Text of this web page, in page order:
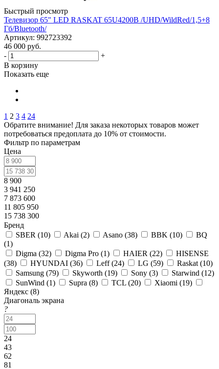
Быстрый просмотр
Телевизор 65" LED RASKAT 65U4200B /UHD/WildRed/1,5+8
Гб/Bluetooth/
Артикул: 992723392
46 000 руб.
-
+
В корзину
Показать еще
1 2 3 4 24
Обратите внимание! Для заказа некоторых товаров может
потребоваться предоплата до 10% от стоимости.
Фильтр по параметрам
Цена
8 900
3 941 250
7 873 600
11 805 950
15 738 300
Бренд
SBER (10) Akai (2) Asano (38) BBK (10)
BQ
(1)
Digma (32) Digma Pro (1) HAIER (22)
HISENSE
(38) HYUNDAI (36) Leff (24) LG (59) Raskat (10)
Samsung (79) Skyworth (19) Sony (3) Starwind (12)
SunWind (1) Supra (8) TCL (20) Xiaomi (19)
Яндекс (8)
Диагональ экрана
?
24
43
62
81